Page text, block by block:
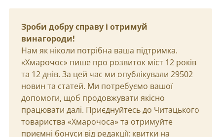
Зроби добру справу і отримуй
винагороди!
Нам як ніколи потрібна ваша підтримка.
«Хмарочос» пише про розвиток міст 12 років
та 12 днів. За цей час ми опублікували 29502
новин та статей. Ми потребуємо вашої
допомоги, щоб продовжувати якісно
працювати далі. Приєднуйтесь до Читацького
товариства «Хмарочоса» та отримуйте
приємні бонуси від редакції: квитки на